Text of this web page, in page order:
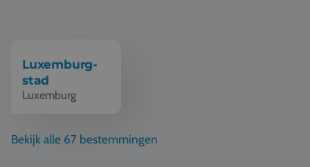
Luxemburg-
stad
Luxemburg
Bekijk alle 67 bestemmingen